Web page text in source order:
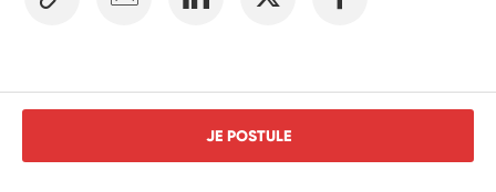
JE POSTULE